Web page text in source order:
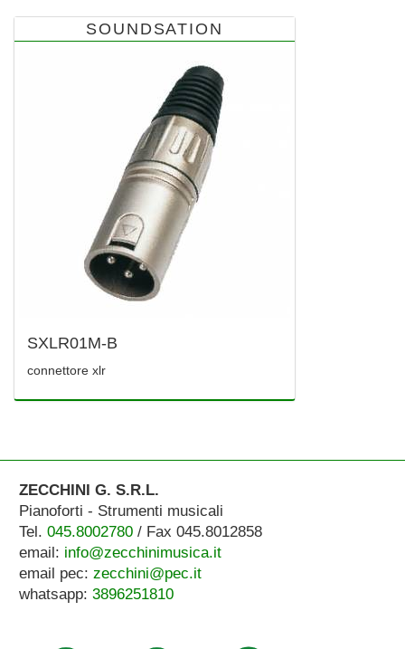
SOUNDSATION
SXLR01M-B
connettore xlr
ZECCHINI G. S.R.L.
Pianoforti - Strumenti musicali
Tel. 045.8002780/ Fax 045.8012858
email: info@zecchinimusica.it
email pec: zecchini@pec.it
whatsapp: 3896251810